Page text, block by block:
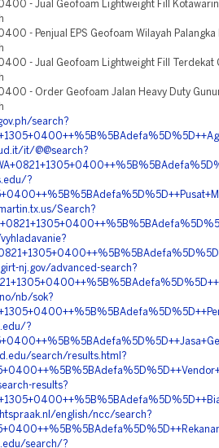
0400 - Jual Geofoam Lightweight Fill
- Penjual EPS Geofoam Wilayah Palangka
- Jual Geofoam Lightweight Fill Terdekat
- Order Geofoam Jalan Heavy Duty
search?
it/@@search?
?
Search?
nj.gov/advanced-search?
nb/sok?
?
search/results.html?
results?
english/ncc/search?
search/?